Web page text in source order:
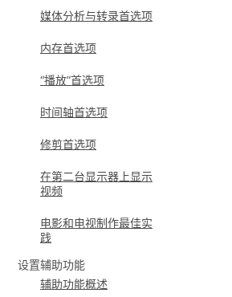
媒体分析与转录首选项
内存首选项
“播放”首选项
时间轴首选项
修剪首选项
在第二台显示器上显示
视频
电影和电视制作最佳实
践
设置辅助功能
辅助功能概述